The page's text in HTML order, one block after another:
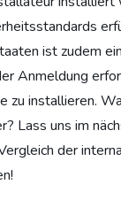
ist zudem
Anmeldung
zu installieren.
Lass uns im
der